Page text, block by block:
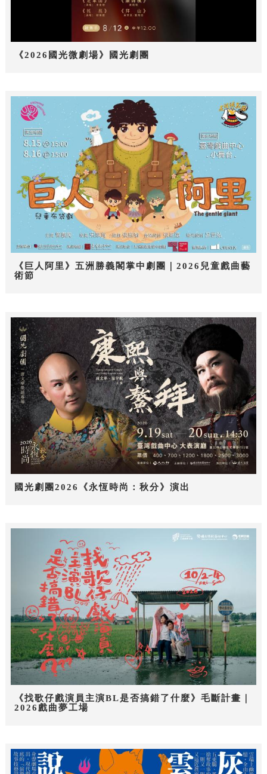
《2026國光微劇場》國光劇團
《巨人阿里》五洲勝義閣掌中劇團｜2026兒童戲曲藝
術節
國光劇團2026《永恆時尚：秋分》演出
《找歌仔戲演員主演BL是否搞錯了什麼》毛斷計畫｜
2026戲曲夢工場